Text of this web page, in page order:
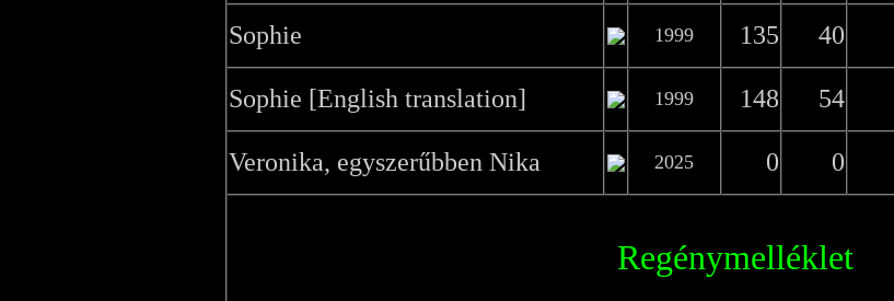
Sophie 1999 135 40
Sophie [English translation] 1999 148 54
Veronika, egyszerűbben Nika 2025 0 0
Regénymelléklet